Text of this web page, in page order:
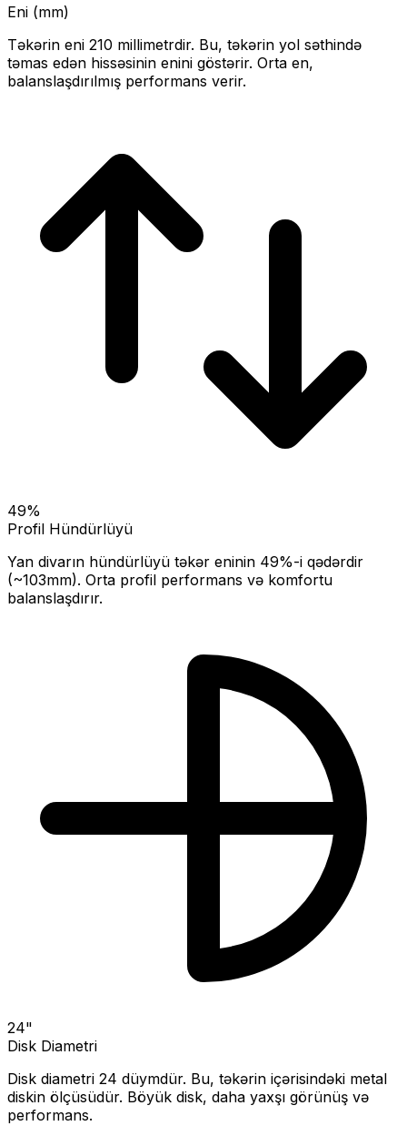
Eni (mm)
Təkərin eni 210 millimetrdir. Bu, təkərin yol səthində
təmas edən hissəsinin enini göstərir. Orta en,
balanslaşdırılmış performans verir.
49%
Profil Hündürlüyü
Yan divarın hündürlüyü təkər eninin 49%-i qədərdir
(~103mm). Orta profil performans və komfortu
balanslaşdırır.
24"
Disk Diametri
Disk diametri 24 düymdür. Bu, təkərin içərisindəki metal
diskin ölçüsüdür. Böyük disk, daha yaxşı görünüş və
performans.